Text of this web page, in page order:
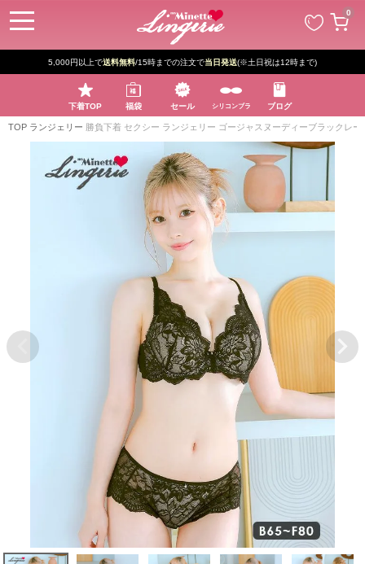
0
5,000円以上で送料無料/15時までの注文で当日発送(※土日祝は12時まで)
下着TOP 福袋 セール シリコンブラ ブログ
TOP ランジェリー 勝負下着 セクシー ランジェリー ゴージャスヌーディーブラックレ
ペー
ジト